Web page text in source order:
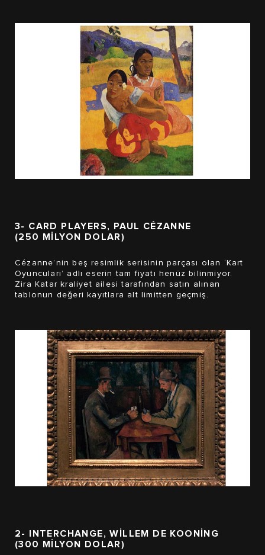
3- CARD PLAYERS, PAUL CÉZANNE
(250 MİLYON DOLAR)
Cézanne’nin beş resimlik serisinin parçası olan ‘Kart
Oyuncuları’ adlı eserin tam fiyatı henüz bilinmiyor.
Zira Katar kraliyet ailesi tarafından satın alınan
tablonun değeri kayıtlara alt limitten geçmiş.
2- INTERCHANGE, WILLEM DE KOONING
(300 MİLYON DOLAR)